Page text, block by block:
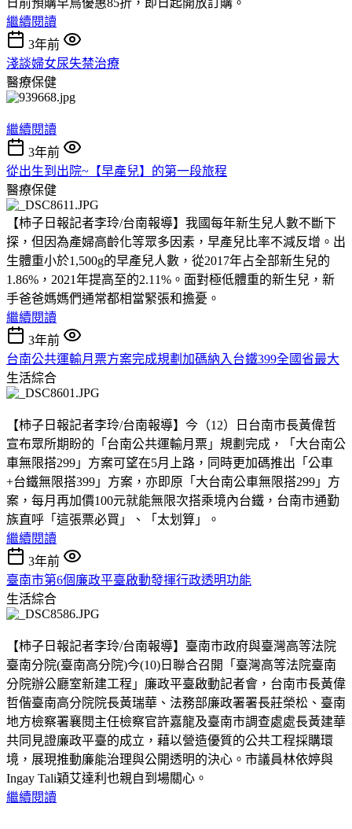
繼續閱讀
3年前
淺談婦女尿失禁治療
醫療保健
繼續閱讀
3年前
從出生到出院~【早產兒】的第一段旅程
醫療保健
【柿子日報記者李玲/台南報導】我國每年新生兒人數不斷下
探，但因為產婦高齡化等眾多因素，早產兒比率不減反增。出
生體重小於1,500g的早產兒人數，從2017年占全部新生兒的
1.86%，2021年提高至的2.11%。面對極低體重的新生兒，新
手爸爸媽媽們通常都相當緊張和擔憂。
繼續閱讀
3年前
台南公共運輸月票方案完成規劃加碼納入台鐵399全國省最大
生活綜合
【柿子日報記者李玲/台南報導】今（12）日台南市長黃偉哲
宣布眾所期盼的「台南公共運輸月票」規劃完成，「大台南公
車無限搭299」方案可望在5月上路，同時更加碼推出「公車
+台鐵無限搭399」方案，亦即原「大台南公車無限搭299」方
案，每月再加價100元就能無限次搭乘境內台鐵，台南市通勤
族直呼「這張票必買」、「太划算」。
繼續閱讀
3年前
臺南市第6個廉政平臺啟動發揮行政透明功能
生活綜合
【柿子日報記者李玲/台南報導】臺南市政府與臺灣高等法院
臺南分院(臺南高分院)今(10)日聯合召開「臺灣高等法院臺南
分院辦公廳室新建工程」廉政平臺啟動記者會，台南市長黃偉
哲偕臺南高分院院長黃瑞華、法務部廉政署署長莊榮松、臺南
地方檢察署襄閱主任檢察官許嘉龍及臺南市調查處處長黃建華
共同見證廉政平臺的成立，藉以營造優質的公共工程採購環
境，展現推動廉能治理與公開透明的決心。市議員林依婷與
Ingay Tali穎艾達利也親自到場關心。
繼續閱讀